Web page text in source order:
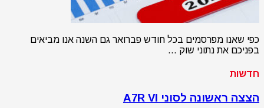
כפי שאנו מפרסמים בכל חודש פברואר גם השנה אנו מביאים
בפניכם את נתוני שוק …
חדשות
הצצה ראשונה לסוני A7R VI